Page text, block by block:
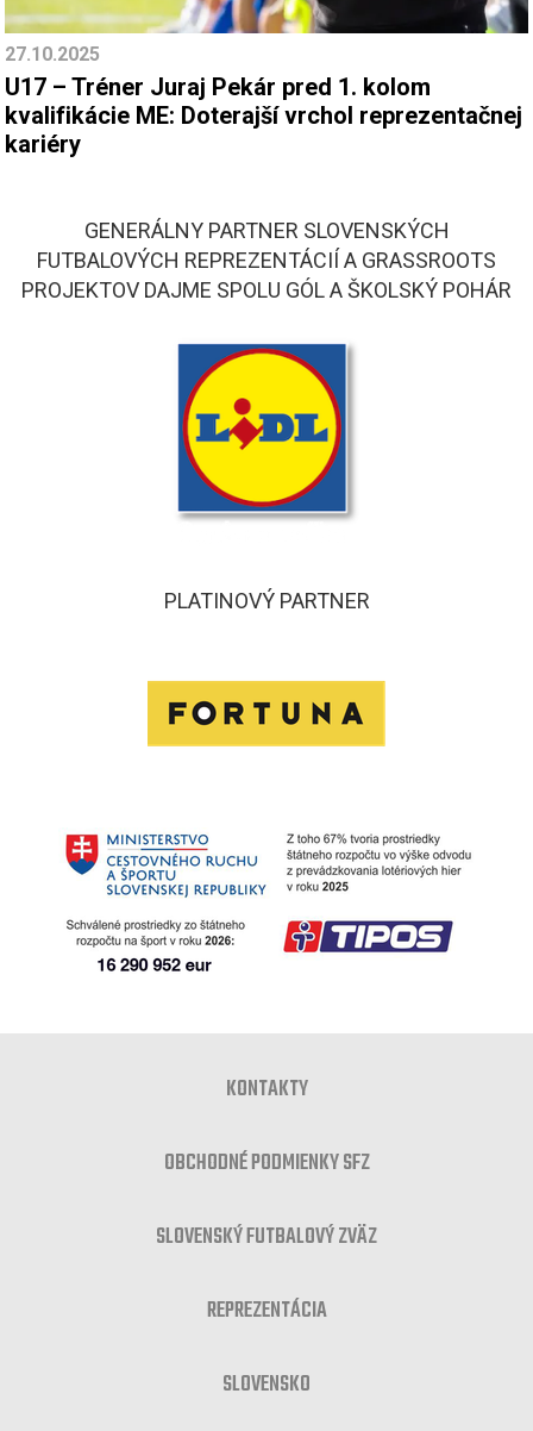
27.10.2025
U17 – Tréner Juraj Pekár pred 1. kolom
kvalifikácie ME: Doterajší vrchol reprezentačnej
kariéry
GENERÁLNY PARTNER SLOVENSKÝCH
FUTBALOVÝCH REPREZENTÁCIÍ A GRASSROOTS
PROJEKTOV DAJME SPOLU GÓL A ŠKOLSKÝ POHÁR
PLATINOVÝ PARTNER
KONTAKTY
OBCHODNÉ PODMIENKY SFZ
SLOVENSKÝ FUTBALOVÝ ZVÄZ
REPREZENTÁCIA
SLOVENSKO